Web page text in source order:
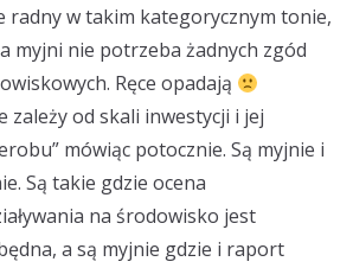
radny w takim kategorycznym tonie,
myjni nie potrzeba żadnych zgód
Ręce opadają
zależy od skali inwestycji i jej
mówiąc potocznie. Są myjnie i
Są takie gdzie ocena
na środowisko jest
a są myjnie gdzie i raport